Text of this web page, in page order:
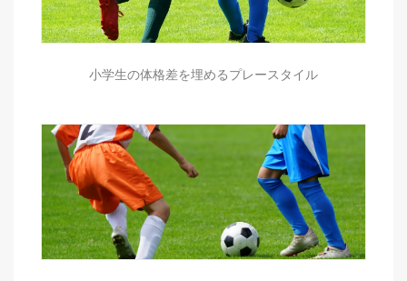
小学生の体格差を埋めるプレースタイル